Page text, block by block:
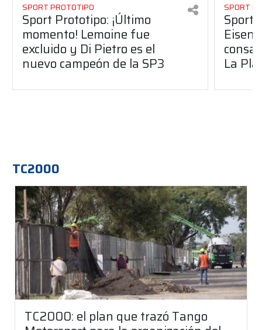
SPORT PROTOTIPO
Sport Prototipo: ¡Último
momento! Lemoine fue
excluido y Di Pietro es el
nuevo campeón de la SP3
SPORT
Sport
La
TC2000
TC2000: el plan que trazó Tango